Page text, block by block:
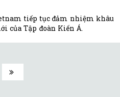
tiếp tục đảm nhiệm khâu
của Tập đoàn Kiến Á.